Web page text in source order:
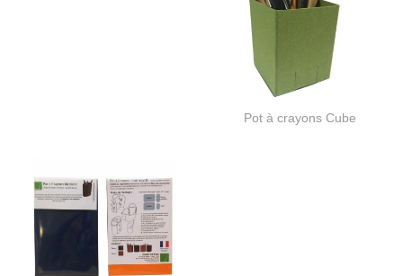
Pot à crayons Cube